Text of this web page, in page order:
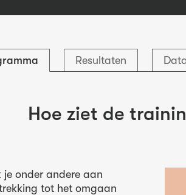
Resultaten
Hoe ziet de
je onder andere aan
tot het omgaan